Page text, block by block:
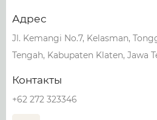
Адрес
Jl. Kemangi No.7, Kelasman,
Tengah, Kabupaten Klaten, Jawa
Контакты
+62 272 323346